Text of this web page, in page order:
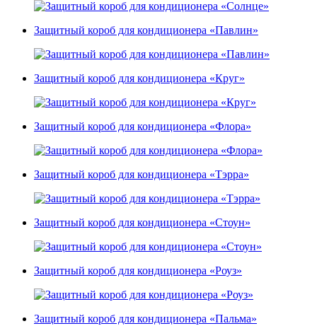
Защитный короб для кондиционера «Павлин»
Защитный короб для кондиционера «Круг»
Защитный короб для кондиционера «Флора»
Защитный короб для кондиционера «Тэрра»
Защитный короб для кондиционера «Стоун»
Защитный короб для кондиционера «Роуз»
Защитный короб для кондиционера «Пальма»